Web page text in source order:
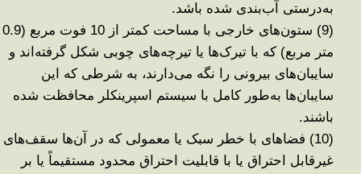
به‌درستی آب‌بندی شده باشد.
(9)
ستون‌های خارجی با مساحت کمتر از 10 فوت مربع (0.9
متر مربع) که با تیرک‌ها یا تیرچه‌های چوبی شکل گرفته‌اند و
سایبان‌های بیرونی را نگه می‌دارند، به شرطی که این
سایبان‌ها به‌طور کامل با سیستم اسپرینکلر محافظت شده
باشند.
(10)
فضاهای با خطر سبک یا معمولی که در آن‌ها سقف‌های
غیرقابل احتراق یا با قابلیت احتراق محدود مستقیماً یا بر